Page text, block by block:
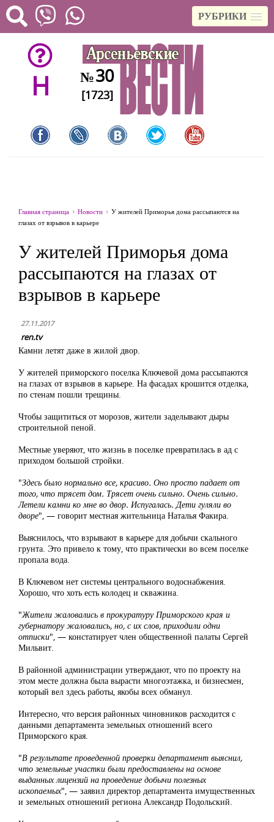
РУБРИКИ
H №30
[1723]
Главная страница Новости
У жителей Приморья дома рассыпаются на
глазах от взрывов в карьере
У жителей Приморья дома
рассыпаются на глазах от
взрывов в карьере
27.11.2017
ren.tv
Камни летят даже в жилой двор.
У жителей приморского поселка Ключевой дома рассыпаются
на глазах от взрывов в карьере. На фасадах крошится отделка,
по стенам пошли трещины.
Чтобы защититься от морозов, жители заделывают дыры
строительной пеной.
Местные уверяют, что жизнь в поселке превратилась в ад с
приходом большой стройки.
"Здесь было нормально все, красиво. Оно просто падает от
того, что трясет дом. Трясет очень сильно. Очень сильно.
Летели камни ко мне во двор. Испугалась. Дети гуляли во
дворе", — говорит местная жительница Наталья Факира.
Выяснилось, что взрывают в карьере для добычи скального
грунта. Это привело к тому, что практически во всем поселке
пропала вода.
В Ключевом нет системы центрального водоснабжения.
Хорошо, что хоть есть колодец и скважина.
"Жители жаловались в прокуратуру Приморского края и
губернатору жаловались, но, с их слов, приходили одни
отписки", — констатирует член общественной палаты Сергей
Мильвит.
В районной администрации утверждают, что по проекту на
этом месте должна была вырасти многоэтажка, и бизнесмен,
который вел здесь работы, якобы всех обманул.
Интересно, что версия районных чиновников расходится с
данными департамента земельных отношений всего
Приморского края.
"В результате проведенной проверки департамент выяснил,
что земельные участки были предоставлены на основе
выданных лицензий на проведение добычи полезных
ископаемых", — заявил директор департамента имущественных
и земельных отношений региона Александр Подольский.